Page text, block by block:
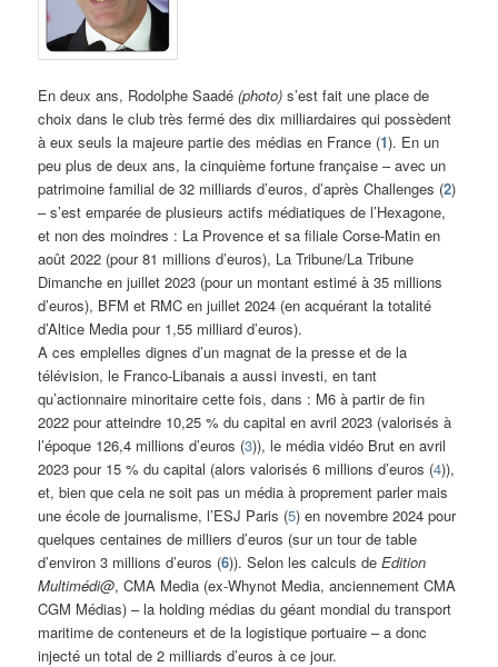
En deux ans, Rodolphe Saadé(photo) s’est fait une place de
choix dans le club très fermé des dix milliardaires qui possèdent
à eux seuls la majeure partie des médias en France (1). En un
peu plus de deux ans, la cinquième fortune française – avec un
patrimoine familial de 32 milliards d’euros, d’après Challenges (2)
– s’est emparée de plusieurs actifs médiatiques de l’Hexagone,
et non des moindres : La Provence et sa filiale Corse-Matin en
août 2022 (pour 81 millions d’euros), La Tribune/La Tribune
Dimanche en juillet 2023 (pour un montant estimé à 35 millions
d’euros), BFM et RMC en juillet 2024 (en acquérant la totalité
d’Altice Media pour 1,55 milliard d’euros).
A ces emplelles dignes d’un magnat de la presse et de la
télévision, le Franco-Libanais a aussi investi, en tant
qu’actionnaire minoritaire cette fois, dans : M6 à partir de fin
2022 pour atteindre 10,25 % du capital en avril 2023 (valorisés à
l’époque 126,4 millions d’euros (3)), le média vidéo Brut en avril
2023 pour 15 % du capital (alors valorisés 6 millions d’euros (4)),
et, bien que cela ne soit pas un média à proprement parler mais
une école de journalisme, l’ESJ Paris (5) en novembre 2024 pour
quelques centaines de milliers d’euros (sur un tour de table
d’environ 3 millions d’euros (6)). Selon les calculs deEdition
Multimédi@, CMA Media (ex-Whynot Media, anciennement CMA
CGM Médias) – la holding médias du géant mondial du transport
maritime de conteneurs et de la logistique portuaire – a donc
injecté un total de 2 milliards d’euros à ce jour.